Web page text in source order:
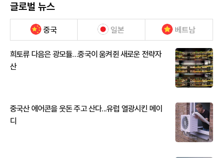
글로벌 뉴스
중국 일본 베트남
희토류 다음은 광모듈…중국이 움켜쥔 새로운 전략자
산
중국산 에어콘을 웃돈 주고 산다...유럽 열광시킨 메이
디